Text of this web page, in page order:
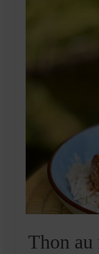
Thon au